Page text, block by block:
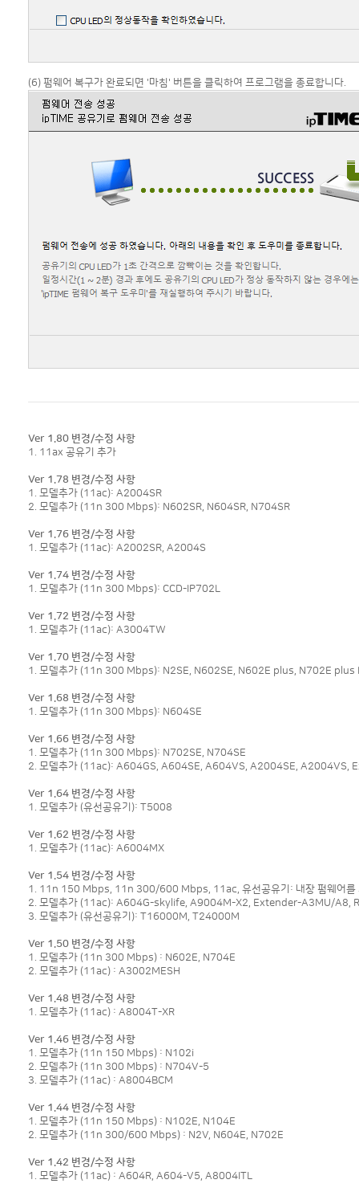
(6) 펌웨어 복구가 완료되면 '마침' 버튼을 클릭하여 프로그램을 종료합니다.
Ver 1.80 변경/수정 사항
1. 11ax 공유기 추가
Ver 1.78 변경/수정 사항
1. 모델추가 (11ac): A2004SR
2. 모델추가 (11n 300 Mbps): N602SR, N604SR, N704SR
Ver 1.76 변경/수정 사항
1. 모델추가 (11ac): A2002SR, A2004S
Ver 1.74 변경/수정 사항
1. 모델추가 (11n 300 Mbps): CCD-IP702L
Ver 1.72 변경/수정 사항
1. 모델추가 (11ac): A3004TW
Ver 1.70 변경/수정 사항
1. 모델추가 (11n 300 Mbps): N2SE, N602SE, N602E plus, N702E
Ver 1.68 변경/수정 사항
1. 모델추가 (11n 300 Mbps): N604SE
Ver 1.66 변경/수정 사항
1. 모델추가 (11n 300 Mbps): N702SE, N704SE
2. 모델추가 (11ac): A604GS, A604SE, A604VS, A2004SE, A2004VS,
Ver 1.64 변경/수정 사항
1. 모델추가 (유선공유기): T5008
Ver 1.62 변경/수정 사항
1. 모델추가 (11ac): A6004MX
Ver 1.54 변경/수정 사항
1. 11n 150 Mbps, 11n 300/600 Mbps, 11ac, 유선공유기: 내장 펌웨어를
2. 모델추가 (11ac): A604G-skylife, A9004M-X2, Extender-A3MU/A8,
3. 모델추가 (유선공유기): T16000M, T24000M
Ver 1.50 변경/수정 사항
1. 모델추가 (11n 300 Mbps) : N602E, N704E
2. 모델추가 (11ac) : A3002MESH
Ver 1.48 변경/수정 사항
1. 모델추가 (11ac) : A8004T-XR
Ver 1.46 변경/수정 사항
1. 모델추가 (11n 150 Mbps) : N102i
2. 모델추가 (11n 300 Mbps) : N704V-5
3. 모델추가 (11ac) : A8004BCM
Ver 1.44 변경/수정 사항
1. 모델추가 (11n 150 Mbps) : N102E, N104E
2. 모델추가 (11n 300/600 Mbps) : N2V, N604E, N702E
Ver 1.42 변경/수정 사항
1. 모델추가 (11ac) : A604R, A604-V5, A8004ITL